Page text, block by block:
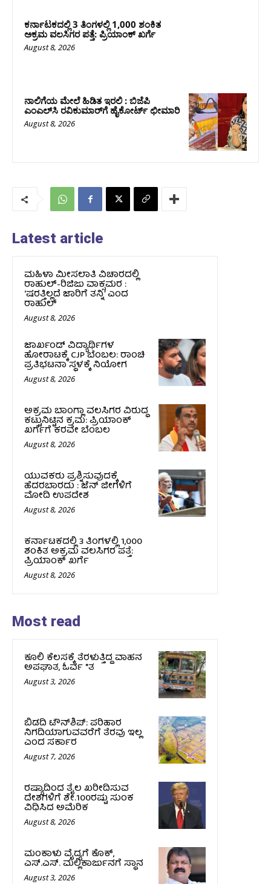
ಕರ್ನಾಟಕದಲ್ಲಿ 3 ತಿಂಗಳಲ್ಲಿ 1,000 ಶಂಕಿತ
ಅಕ್ರಮ ವಲಸಿಗರ ಪತ್ತೆ: ಪ್ರಿಯಾಂಕ್‌ ಖರ್ಗೆ
August 8, 2026
ನಾಲಿಗೆಯ ಮೇಲೆ ಹಿಡಿತ ಇರಲಿ : ಬಿಜೆಪಿ
ಎಂಎಲ್‌ಸಿ ರವಿಕುಮಾರ್‌ಗೆ ಹೈಕೋರ್ಟ್ ಛೀಮಾರಿ
August 8, 2026
Latest article
ಮಹಿಳಾ ಮೀಸಲಾತಿ ವಿಚಾರದಲ್ಲಿ
ರಾಹುಲ್‌-ರಿಜಿಜು ವಾಕ್ಸಮರ :
‘ಷರತ್ತಿಲ್ಲದೆ ಜಾರಿಗೆ ತನ್ನಿ’ ಎಂದ
ರಾಹುಲ್‌
August 8, 2026
ಜಾರ್ಖಂಡ್‌ ವಿದ್ಯಾರ್ಥಿಗಳ
ಹೋರಾಟಕ್ಕೆ CJP ಬೆಂಬಲ: ರಾಂಚಿ
ಪ್ರತಿಭಟನಾ ಸ್ಥಳಕ್ಕೆ ನಿಯೋಗ
August 8, 2026
ಅಕ್ರಮ ಬಾಂಗ್ಲಾ ವಲಸಿಗರ ವಿರುದ್ಧ
ಕಟ್ಟುನಿಟ್ಟಿನ ಕ್ರಮ: ಪ್ರಿಯಾಂಕ್
ಖರ್ಗೆಗೆ ಕರವೇ ಬೆಂಬಲ
August 8, 2026
ಯುವಕರು ಪ್ರಶ್ನಿಸುವುದಕ್ಕೆ
ಹೆದರಬಾರದು : ಜೆನ್‌ ಜೀಗಳಿಗೆ
ಮೋದಿ ಉಪದೇಶ
August 8, 2026
ಕರ್ನಾಟಕದಲ್ಲಿ 3 ತಿಂಗಳಲ್ಲಿ 1,000
ಶಂಕಿತ ಅಕ್ರಮ ವಲಸಿಗರ ಪತ್ತೆ:
ಪ್ರಿಯಾಂಕ್‌ ಖರ್ಗೆ
August 8, 2026
Most read
ಕೂಲಿ ಕೆಲಸಕ್ಕೆ ತೆರಳುತ್ತಿದ್ದ ವಾಹನ
ಅಪಘಾತ, ಓರ್ವ *ತ
August 3, 2026
ಬಿಡದಿ ಟೌನ್‌ಶಿಪ್‌: ಪರಿಹಾರ
ನಿಗದಿಯಾಗುವವರೆಗೆ ತೆರವು ಇಲ್ಲ
ಎಂದ ಸರ್ಕಾರ
August 7, 2026
ರಷ್ಯಾದಿಂದ ತೈಲ ಖರೀದಿಸುವ
ದೇಶಗಳಿಗೆ ಶೇ.100ರಷ್ಟು ಸುಂಕ
ವಿಧಿಸಿದ ಅಮೆರಿಕ
August 8, 2026
ಮಂಕಾಳು ವೈದ್ಯಗೆ ಕೊಕ್‌,
ಎಸ್‌.ಎಸ್‌. ಮಲ್ಲಿಕಾರ್ಜುನಗೆ ಸ್ಥಾನ
August 3, 2026